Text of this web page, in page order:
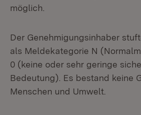
möglich.
Der Genehmigungsinhaber
als Meldekategorie N
0 (keine oder sehr geringe
Bedeutung). Es bestand keine
Menschen und Umwelt.